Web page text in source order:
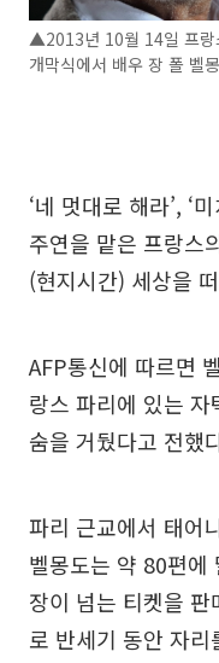
▲2013년 10월 14일 프랑
개막식에서 배우 장 폴 벨
‘네 멋대로 해라’, ‘
주연을 맡은 프랑스
(현지시간) 세상을
AFP통신에 따르면
랑스 파리에 있는
숨을 거뒀다고 전했
파리 근교에서 태어
벨몽도는 약 80편에
장이 넘는 티켓을
로 반세기 동안 자리